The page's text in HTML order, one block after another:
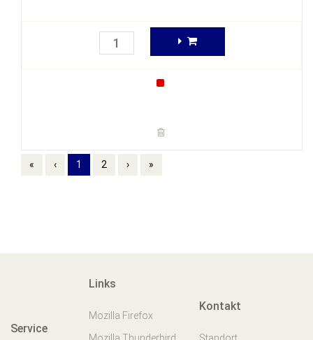
« ‹ 1 2 › »
Service
Links
Mozilla Firefox
Kontakt